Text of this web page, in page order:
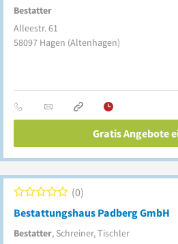
Bestatter
Alleestr. 61
58097 Hagen (Altenhagen)
Gratis Angebote
Bestattungshaus Padberg GmbH
Bestatter, Schreiner, Tischler
0